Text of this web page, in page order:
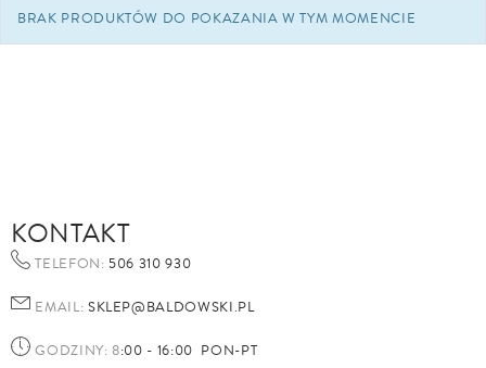
BRAK PRODUKTÓW DO POKAZANIA W TYM MOMENCIE
KONTAKT
TELEFON: 506 310 930
EMAIL: SKLEP@BALDOWSKI.PL
GODZINY: 8:00 - 16:00 PON-PT